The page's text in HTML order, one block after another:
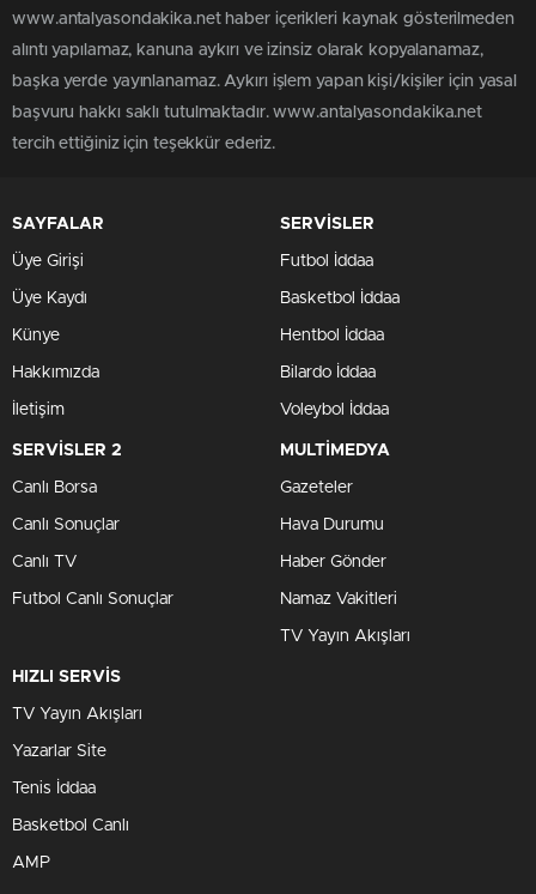
www.antalyasondakika.net haber içerikleri kaynak gösterilmeden
alıntı yapılamaz, kanuna aykırı ve izinsiz olarak kopyalanamaz,
başka yerde yayınlanamaz. Aykırı işlem yapan kişi/kişiler için yasal
başvuru hakkı saklı tutulmaktadır. www.antalyasondakika.net
tercih ettiğiniz için teşekkür ederiz.
SAYFALAR
Üye Girişi
Üye Kaydı
Künye
Hakkımızda
İletişim
SERVİSLER
Futbol İddaa
Basketbol İddaa
Hentbol İddaa
Bilardo İddaa
Voleybol İddaa
SERVİSLER 2
Canlı Borsa
Canlı Sonuçlar
Canlı TV
Futbol Canlı Sonuçlar
MULTİMEDYA
Gazeteler
Hava Durumu
Haber Gönder
Namaz Vakitleri
TV Yayın Akışları
HIZLI SERVİS
TV Yayın Akışları
Yazarlar Site
Tenis İddaa
Basketbol Canlı
AMP